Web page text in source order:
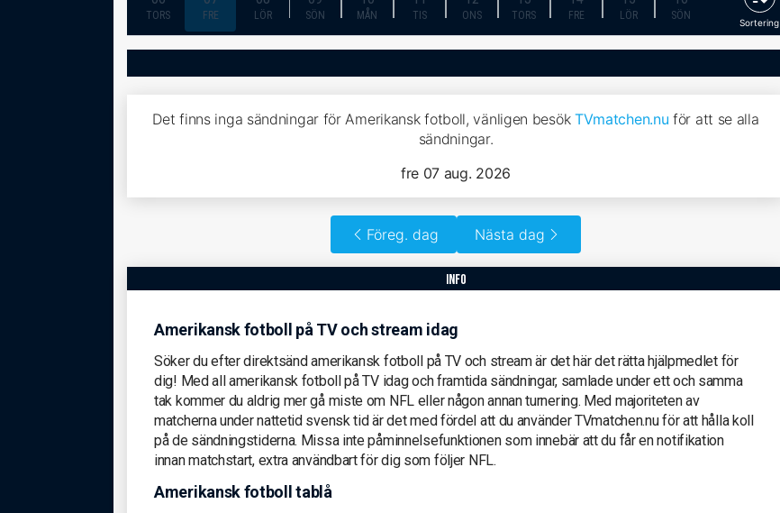
TORS FRE LÖR SÖN MÅN TIS ONS TORS FRE LÖR SÖN
Sortering
Det finns inga sändningar för Amerikansk fotboll, vänligen besök TVmatchen.nu för att se alla
sändningar.
fre 07 aug. 2026
Föreg. dag Nästa dag
info
Amerikansk fotboll på TV och stream idag
Söker du efter direktsänd amerikansk fotboll på TV och stream är det här det rätta hjälpmedlet för
dig! Med all amerikansk fotboll på TV idag och framtida sändningar, samlade under ett och samma
tak kommer du aldrig mer gå miste om NFL eller någon annan turnering. Med majoriteten av
matcherna under nattetid svensk tid är det med fördel att du använder TVmatchen.nu för att hålla koll
på de sändningstiderna. Missa inte påminnelsefunktionen som innebär att du får en notifikation
innan matchstart, extra användbart för dig som följer NFL.
Amerikansk fotboll tablå